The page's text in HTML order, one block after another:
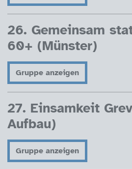
26. Gemeinsam
60+ (Münster)
Gruppe anzeigen
27. Einsamkeit
Aufbau)
Gruppe anzeigen